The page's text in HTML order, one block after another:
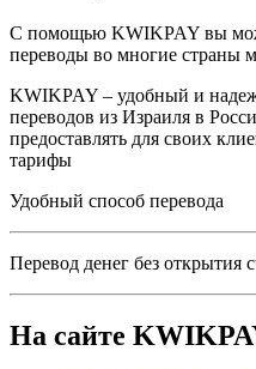
С помощью KWIKPAY вы
переводы во многие страны
KWIKPAY – удобный и
переводов из Израиля в
предоставлять для своих
тарифы
Удобный способ перевода
Перевод денег без открытия
На сайте